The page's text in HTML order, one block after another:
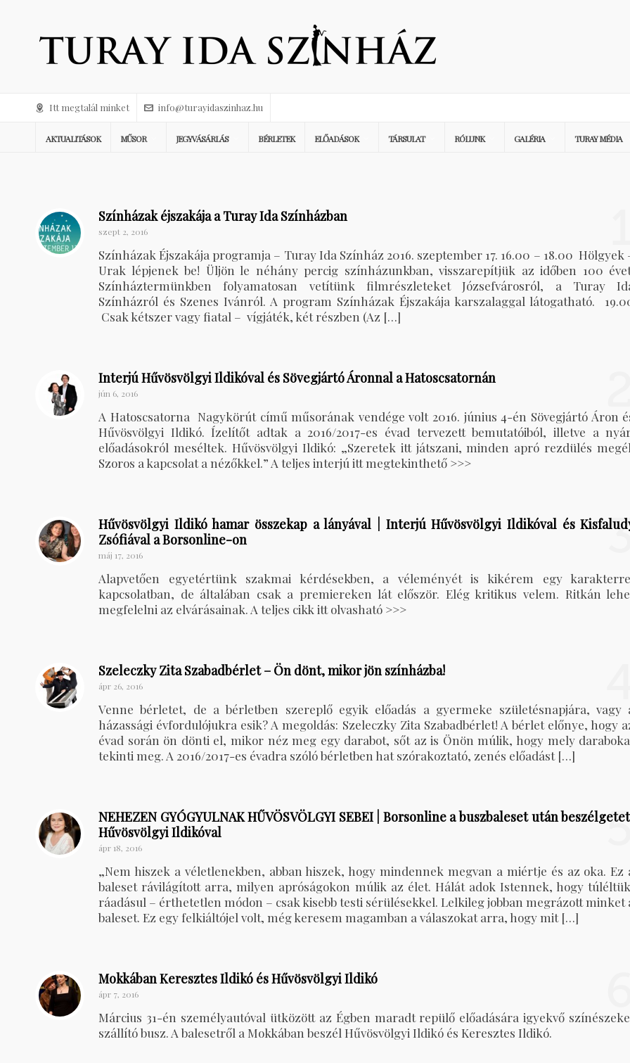
Itt megtalál minket info@turayidaszinhaz.hu
AKTUALITÁSOK MŰSOR JEGYVÁSÁRLÁS BÉRLETEK ELŐADÁSOK TÁRSULAT RÓLUNK GALÉRIA TURAY MÉDIA
Színházak éjszakája a Turay Ida Színházban
szept 2, 2016
Színházak Éjszakája programja – Turay Ida Színház 2016. szeptember 17. 16.00 – 18.00 Hölgyek
Urak lépjenek be! Üljön le néhány percig színházunkban, visszarepítjük az időben 100
Színháztermünkben folyamatosan vetítünk filmrészleteket Józsefvárosról, a Turay
Színházról és Szenes Ivánról. A program Színházak Éjszakája karszalaggal látogatható.
Csak kétszer vagy fiatal – vígjáték, két részben (Az […]
Interjú Hűvösvölgyi Ildikóval és Sövegjártó Áronnal a Hatoscsatornán
jún 6, 2016
A Hatoscsatorna Nagykörút című műsorának vendége volt 2016. június 4-én Sövegjártó Áron
Hűvösvölgyi Ildikó. Ízelítőt adtak a 2016/2017-es évad tervezett bemutatóiból, illetve a
előadásokról meséltek. Hűvösvölgyi Ildikó: „Szeretek itt játszani, minden apró rezdülés
Szoros a kapcsolat a nézőkkel.” A teljes interjú itt megtekinthető >>>
Hűvösvölgyi Ildikó hamar összekap a lányával | Interjú Hűvösvölgyi Ildikóval és
Zsófiával a Borsonline-on
máj 17, 2016
Alapvetően egyetértünk szakmai kérdésekben, a véleményét is kikérem egy
kapcsolatban, de általában csak a premiereken lát először. Elég kritikus velem. Ritkán
megfelelni az elvárásainak. A teljes cikk itt olvasható >>>
Szeleczky Zita Szabadbérlet – Ön dönt, mikor jön színházba!
ápr 26, 2016
Venne bérletet, de a bérletben szereplő egyik előadás a gyermeke születésnapjára, vagy
házassági évfordulójukra esik? A megoldás: Szeleczky Zita Szabadbérlet! A bérlet előnye, hogy
évad során ön dönti el, mikor néz meg egy darabot, sőt az is Önön múlik, hogy mely
tekinti meg. A 2016/2017-es évadra szóló bérletben hat szórakoztató, zenés előadást […]
NEHEZEN GYÓGYULNAK HŰVÖSVÖLGYI SEBEI | Borsonline a buszbaleset után
Hűvösvölgyi Ildikóval
ápr 18, 2016
„Nem hiszek a véletlenekben, abban hiszek, hogy mindennek megvan a miértje és az oka. Ez
baleset rávilágított arra, milyen apróságokon múlik az élet. Hálát adok Istennek, hogy
ráadásul – érthetetlen módon – csak kisebb testi sérülésekkel. Lelkileg jobban megrázott minket
baleset. Ez egy felkiáltójel volt, még keresem magamban a válaszokat arra, hogy mit […]
Mokkában Keresztes Ildikó és Hűvösvölgyi Ildikó
ápr 7, 2016
Március 31-én személyautóval ütközött az Égben maradt repülő előadására igyekvő
szállító busz. A balesetről a Mokkában beszél Hűvösvölgyi Ildikó és Keresztes Ildikó.